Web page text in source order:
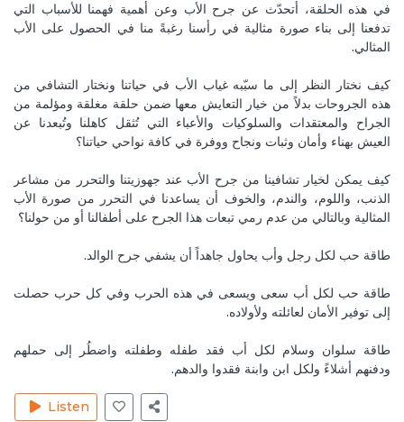
MireilleeH Jul 8, 2020
مستمرّة. كل الحب لك.. كوني بخير ♥️♥️♥️
معالجة وتحرير صوتنا الداخلي Reply
Jul 8, 2020
I loved this episode ... it is very helpful ... thank you ❤🙏
كيف نعيد التوازن لطاقة الذكورة والأنوثة المجروحة؟ Reply
Our pleasure always.
كيف نعيد التوازن لطاقة الذكورة والأنوثة المجروحة؟ Reply
We are glad it helped you. Much love 💜
كيف نعيد التوازن لطاقة الذكورة والأنوثة المجروحة؟ Reply
SylvanaJ
في هذه الحلقة، أتحدّث عن جرح الأب وعن أهمية فهمنا للأسباب التي
تدفعنا إلى بناء صورة مثالية في رأسنا رغبةً منا في الحصول على الأب
المثالي.
كيف نختار النظر إلى ما سبّبه غياب الأب في حياتنا ونختار التشافي من
هذه الجروحات بدلاً من خيار التعايش معها ضمن حلقة مغلقة ومؤلمة من
الجراح والمعتقدات والسلوكيات والأعباء التي تُثقل كاهلنا وتُبعدنا عن
العيش بهناء وأمان وثبات ونجاح ووفرة في كافة نواحي حياتنا؟
كيف يمكن لخيار تشافينا من جرح الأب عند جهوزيتنا والتحرر من مشاعر
الذنب، واللوم، والندم، والخوف أن يساعدنا في التحرر من صورة الأب
المثالية وبالتالي من عدم رمي تبعات هذا الجرح على أطفالنا أو من حولنا؟
طاقة حب لكل رجل وأب يحاول جاهداً أن يشفي جرح الوالد.
طاقة حب لكل أب سعى ويسعى في هذه الحرب وفي كل حرب حصلت
إلى توفير الأمان لعائلته ولأولاده.
طاقة سلوان وسلام لكل أب فقد طفله وطفلته واضطُر إلى حملهم
ودفنهم أشلاءً ولكل ابن وابنة فقدوا والدهم.
Listen